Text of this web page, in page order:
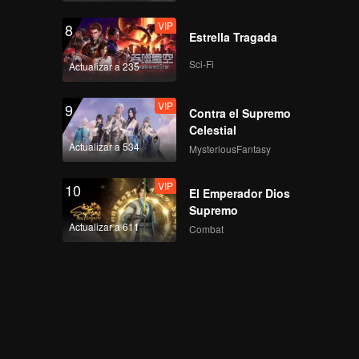
8
Actualizar a 235
VIP
Estrella Tragada
Sci-Fi
9
Actualizar a 534
VIP
Contra el Supremo
Celestial
MysteriousFantasy
10
Actualizar a 611
VIP
El Emperador Dios
Supremo
Combat